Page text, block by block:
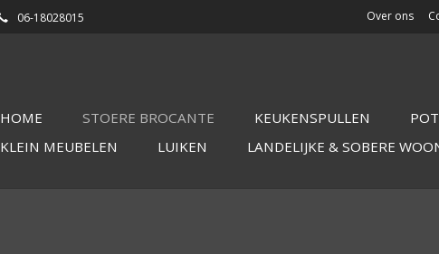
06-18028015 Over ons
HOME STOERE BROCANTE KEUKENSPULLEN
KLEIN MEUBELEN
LUIKEN LANDELIJKE & SOBERE